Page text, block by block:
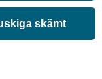
skämt